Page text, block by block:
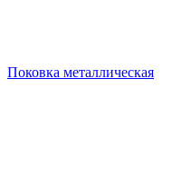
Поковка металлическая